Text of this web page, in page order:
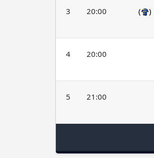
3 20:00 ( )
4 20:00
5 21:00